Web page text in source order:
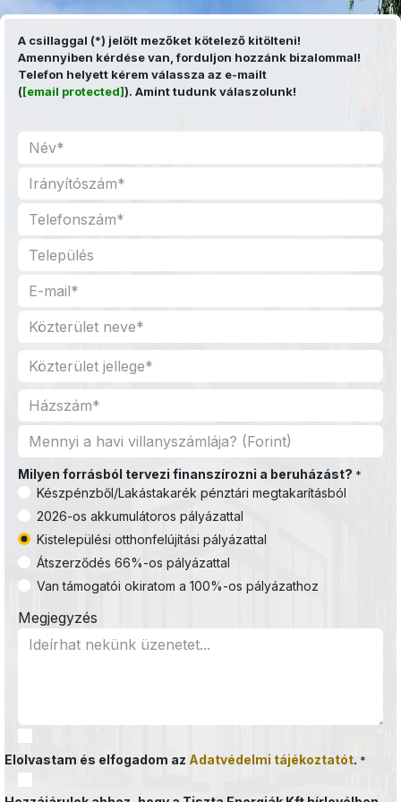
Kihagyás és továbblépés a tartalomhoz
A csillaggal (*) jelölt mezőket kötelező kitölteni!
Amennyiben kérdése van, forduljon hozzánk bizalommal!
Telefon helyett kérem válassza az e-mailt
([email protected]). Amint tudunk válaszolunk!
Milyen forrásból tervezi finanszírozni a beruházást? *
Készpénzből/Lakástakarék pénztári megtakarításból
2026-os akkumulátoros pályázattal
Kistelepülési otthonfelújítási pályázattal
Átszerződés 66%-os pályázattal
Van támogatói okiratom a 100%-os pályázathoz
Megjegyzés
Elolvastam és elfogadom az Adatvédelmi tájékoztatót. *